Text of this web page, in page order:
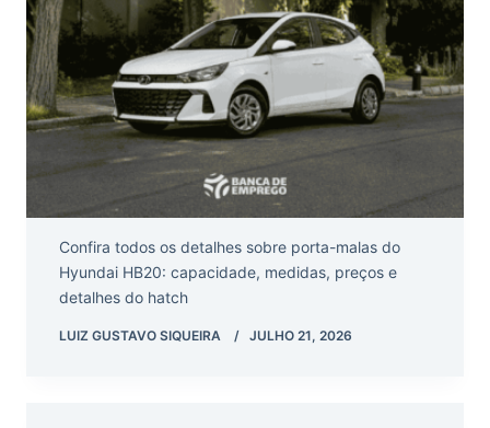
Confira todos os detalhes sobre porta-malas do
Hyundai HB20: capacidade, medidas, preços e
detalhes do hatch
LUIZ GUSTAVO SIQUEIRA JULHO 21, 2026